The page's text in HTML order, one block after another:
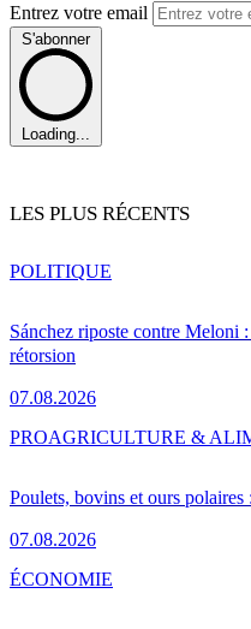
Entrez votre email
S'abonner
Loading...
LES PLUS RÉCENTS
Sánchez riposte contre Meloni
rétorsion
07.08.2026
POLITIQUE
Poulets, bovins et ours
07.08.2026
PROAGRICULTURE &
ÉCONOMIE